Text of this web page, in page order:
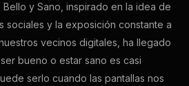
Bello y Sano, inspirado en la idea de
sociales y la exposición constante a
vecinos digitales, ha llegado
bueno o estar sano es casi
serlo cuando las pantallas nos